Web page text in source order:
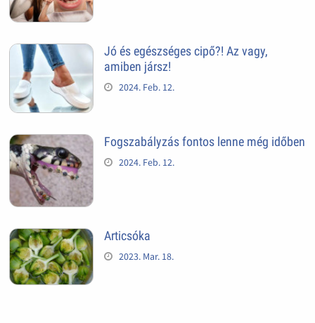
Jó és egészséges cipő?! Az vagy,
amiben jársz!
2024. Feb. 12.
Fogszabályzás fontos lenne még időben
2024. Feb. 12.
Articsóka
2023. Mar. 18.